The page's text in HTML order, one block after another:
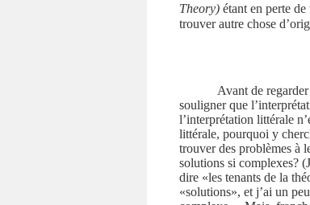
Theory) étant en perte
trouver autre chose
Avant de
souligner que
l’interprétation littérale
littérale, pourquoi y
trouver des problèmes à
solutions si complexes?
dire «les tenants de la
«solutions», et j’ai un